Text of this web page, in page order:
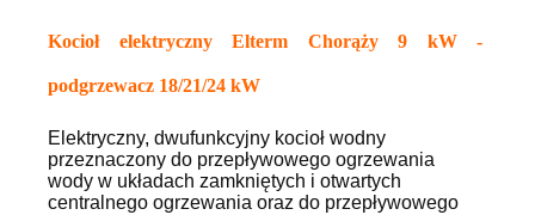
Kocioł elektryczny Elterm Chorąży 9 kW -
podgrzewacz 18/21/24 kW
Elektryczny, dwufunkcyjny kocioł wodny
przeznaczony do przepływowego ogrzewania
wody w układach zamkniętych i otwartych
centralnego ogrzewania oraz do przepływowego